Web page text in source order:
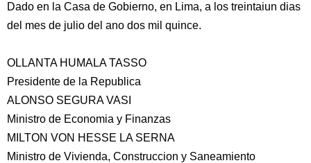
Dado en la Casa de Gobierno, en Lima, a los treintaiun dias
del mes de julio del ano dos mil quince.
OLLANTA HUMALA TASSO
Presidente de la Republica
ALONSO SEGURA VASI
Ministro de Economia y Finanzas
MILTON VON HESSE LA SERNA
Ministro de Vivienda, Construccion y Saneamiento